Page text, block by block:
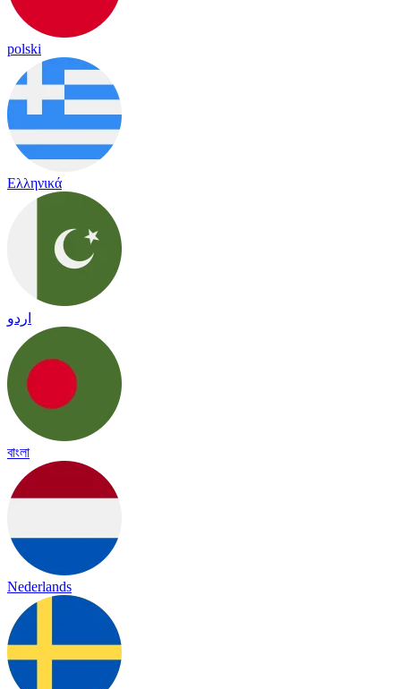
polski
Ελληνικά
اردو
বাংলা
Nederlands